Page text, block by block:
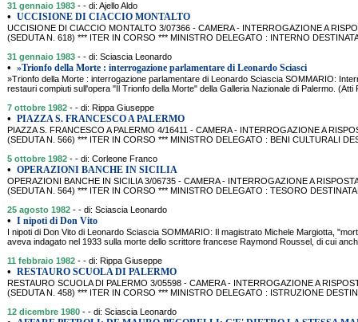
31 gennaio 1983 - - di: Ajello Aldo
• UCCISIONE DI CIACCIO MONTALTO
UCCISIONE DI CIACCIO MONTALTO 3/07366 - CAMERA - INTERROGAZIONE A
(SEDUTA N. 618) *** ITER IN CORSO *** MINISTRO DELEGATO : INTERNO
31 gennaio 1983 - - di: Sciascia Leonardo
• »Trionfo della Morte : interrogazione parlamentare di Leonardo Sciasci
»Trionfo della Morte : interrogazione parlamentare di Leonardo Sciascia SOMMARIO:
restauri compiuti sull'opera "Il Trionfo della Morte" della Galleria Nazionale di Palermo. (Atti
7 ottobre 1982 - - di: Rippa Giuseppe
• PIAZZA S. FRANCESCO A PALERMO
PIAZZA S. FRANCESCO A PALERMO 4/16411 - CAMERA - INTERROGAZIONE A
(SEDUTA N. 566) *** ITER IN CORSO *** MINISTRO DELEGATO : BENI CULTURALI
5 ottobre 1982 - - di: Corleone Franco
• OPERAZIONI BANCHE IN SICILIA
OPERAZIONI BANCHE IN SICILIA 3/06735 - CAMERA - INTERROGAZIONE A
(SEDUTA N. 564) *** ITER IN CORSO *** MINISTRO DELEGATO : TESORO
25 agosto 1982 - - di: Sciascia Leonardo
• I nipoti di Don Vito
I nipoti di Don Vito di Leonardo Sciascia SOMMARIO: Il magistrato Michele Margiotta,
aveva indagato nel 1933 sulla morte dello scrittore francese Raymond Roussel, di cui
11 febbraio 1982 - - di: Rippa Giuseppe
• RESTAURO SCUOLA DI PALERMO
RESTAURO SCUOLA DI PALERMO 3/05598 - CAMERA - INTERROGAZIONE A
(SEDUTA N. 458) *** ITER IN CORSO *** MINISTRO DELEGATO : ISTRUZIONE
12 dicembre 1980 - - di: Sciascia Leonardo